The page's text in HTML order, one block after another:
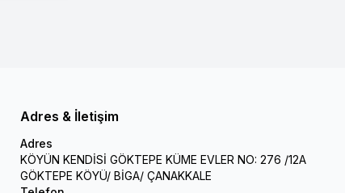
Adres & İletişim
Adres
KÖYÜN KENDİSİ GÖKTEPE KÜME EVLER NO: 276 /12A
GÖKTEPE KÖYÜ/ BİGA/ ÇANAKKALE